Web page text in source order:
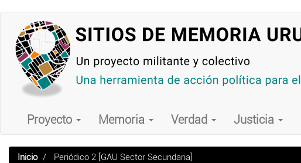
contenido
principal
Main
navigation
Proyecto Memoria Verdad Justicia
Inicio Periódico 2 [GAU Sector Secundaria]